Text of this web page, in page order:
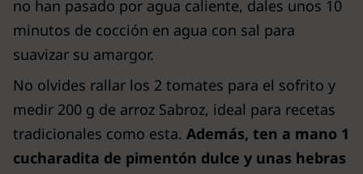
no han pasado por agua caliente, dales unos 10
minutos de cocción en agua con sal para
suavizar su amargor.
No olvides rallar los 2 tomates para el sofrito y
medir 200 g de arroz Sabroz, ideal para recetas
tradicionales como esta. Además, ten a mano 1
cucharadita de pimentón dulce y unas hebras